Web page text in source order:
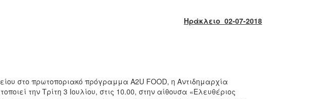
Ηράκλειο 02-07-2018
στο πρωτοποριακό πρόγραμμα A2U FOOD, η Αντιδημαρχία
την Τρίτη 3 Ιουλίου, στις 10.00, στην αίθουσα «Ελευθέριος